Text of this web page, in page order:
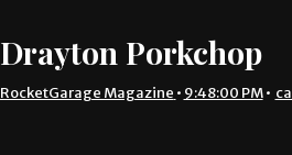
Drayton Porkchop
RocketGarage Magazine • 9:48:00 PM •